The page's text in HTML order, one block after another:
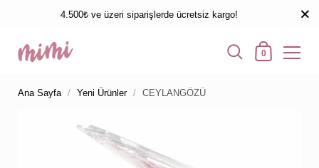
4.500₺ ve üzeri siparişlerde ücretsiz kargo!
0
Ana Sayfa / Yeni Ürünler / CEYLANGÖZÜ